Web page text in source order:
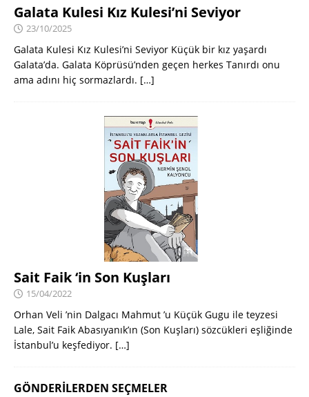
Galata Kulesi Kız Kulesi’ni Seviyor
23/10/2025
Galata Kulesi Kız Kulesi’ni Seviyor Küçük bir kız yaşardı
Galata’da. Galata Köprüsü’nden geçen herkes Tanırdı onu
ama adını hiç sormazlardı. […]
Sait Faik ‘in Son Kuşları
15/04/2022
Orhan Veli ’nin Dalgacı Mahmut ’u Küçük Gugu ile teyzesi
Lale, Sait Faik Abasıyanık’ın (Son Kuşları) sözcükleri eşliğinde
İstanbul’u keşfediyor. […]
GÖNDERILERDEN SEÇMELER